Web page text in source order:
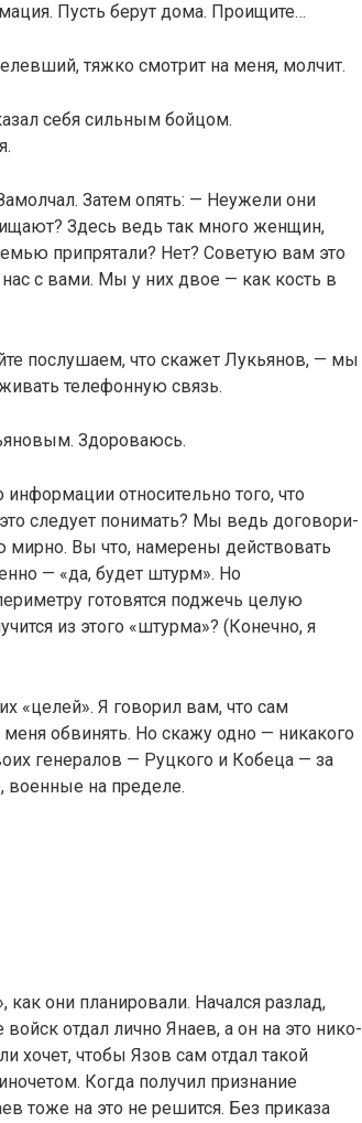
Пусть берут дома. Проищите…
тяжко смотрит на меня, молчит.
себя сильным бойцом.
За­тем опять: — Неужели они
Здесь ведь так много женщин,
припрятали? Нет? Советую вам это
с вами. Мы у них двое — как кость в
послуша­ем, что скажет Лукьянов, — мы
телефонную связь.
Здо­роваюсь.
относительно того, что
следует понимать? Мы ведь договори­
мирно. Вы что, намерены действовать
— «да, будет штурм». Но
готовятся поджечь це­лую
из этого «штурма»? (Конечно, я
«целей». Я говорил вам, что сам
обвинять. Но скажу одно — никакого
генералов — Руцкого и Кобеца — за
во­енные на пределе.
как они планировали. Начался разлад,
отдал лично Янаев, а он на это нико­
хочет, чтобы Язов сам отдал такой
Когда получил признание
тоже на это не решится. Без приказа